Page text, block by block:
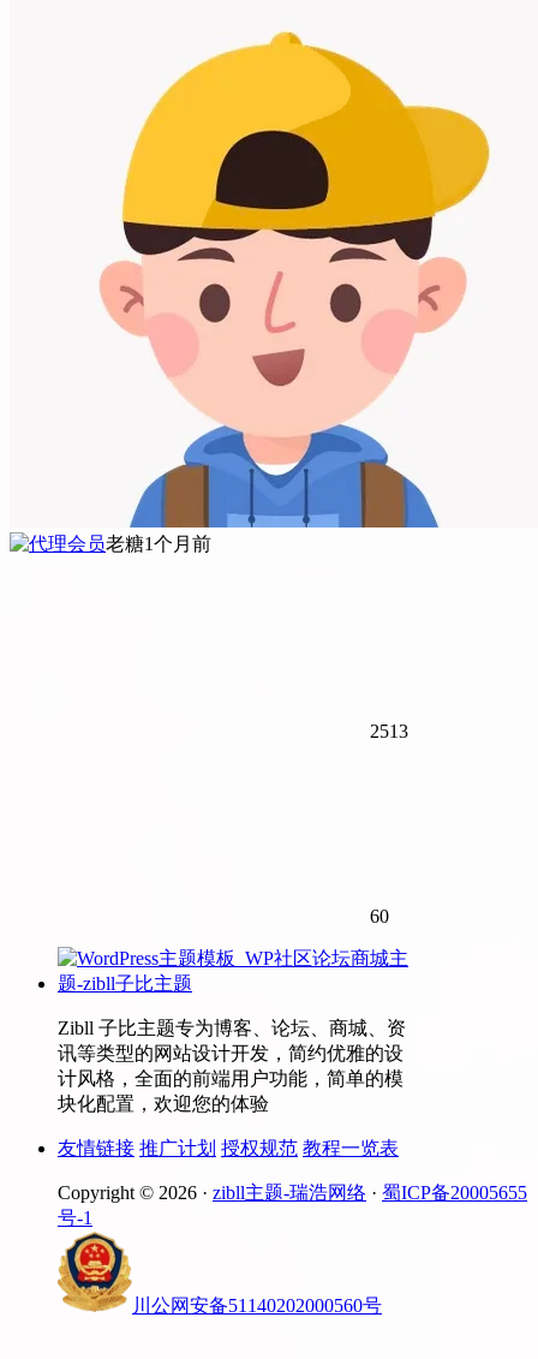
老糖1个月前
2513
60
Zibll 子比主题专为博客、论坛、商城、资
讯等类型的网站设计开发，简约优雅的设
计风格，全面的前端用户功能，简单的模
块化配置，欢迎您的体验
友情链接 推广计划 授权规范 教程一览表
Copyright © 2026 · zibll主题-瑞浩网络 · 蜀ICP备20005655
号-1
川公网安备51140202000560号